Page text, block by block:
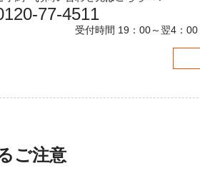
77-4511
受付時間 19：00～翌4：00
ご注意